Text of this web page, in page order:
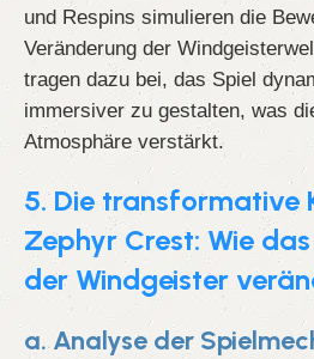
und Respins simulieren die
Veränderung der
tragen dazu bei, das Spiel
immersiver zu gestalten, was
Atmosphäre verstärkt.
5. Die transformative
Zephyr Crest: Wie
der Windgeister
a. Analyse der